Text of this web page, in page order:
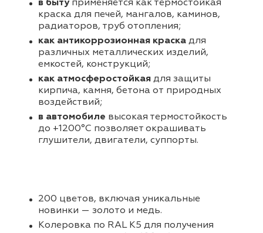
в быту применяется как термостойкая
краска для печей, мангалов, каминов,
радиаторов, труб отопления;
как антикоррозионная краска для
различных металлических изделий,
емкостей, конструкций;
как атмосферостойкая для защиты
кирпича, камня, бетона от природных
воздействий;
в автомобиле высокая термостойкость
до +1200°С позволяет окрашивать
глушители, двигатели, суппорты.
200 цветов, включая уникальные
новинки — золото и медь.
Колеровка по RAL K5 для получения